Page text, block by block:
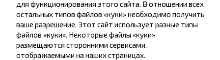
Киев
Купить
Лучшие маршруты из Варшава
для функционирования этого сайта. В отношении всех
остальных типов файлов «куки» необходимо получить
ваше разрешение. Этот сайт использует разные типы
файлов «куки». Некоторые файлы «куки»
размещаются сторонними сервисами,
отображаемыми на наших страницах.